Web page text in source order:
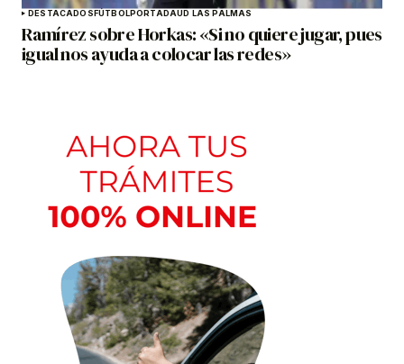
DESTACADOSFÚTBOLPORTADAUD LAS PALMAS
Ramírez sobre Horkas: «Si no quiere jugar, pues
igual nos ayuda a colocar las redes»